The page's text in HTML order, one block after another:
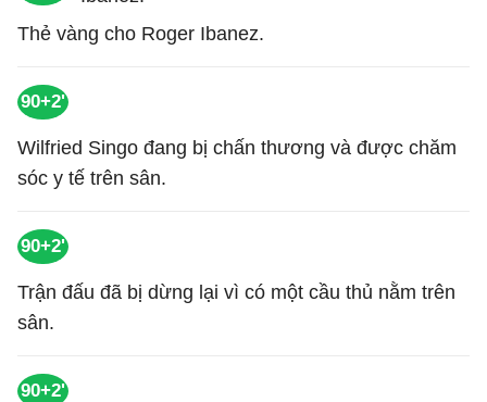
Thẻ vàng cho Roger Ibanez.
90+2'
Wilfried Singo đang bị chấn thương và được chăm
sóc y tế trên sân.
90+2'
Trận đấu đã bị dừng lại vì có một cầu thủ nằm trên
sân.
90+2'